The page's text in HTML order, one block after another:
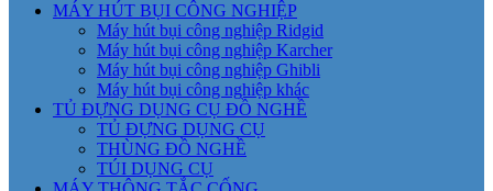
MÁY HÚT BỤI CÔNG NGHIỆP
Máy hút bụi công nghiệp Ridgid
Máy hút bụi công nghiệp Karcher
Máy hút bụi công nghiệp Ghibli
Máy hút bụi công nghiệp khác
TỦ ĐỰNG DỤNG CỤ ĐỒ NGHỀ
TỦ ĐỰNG DỤNG CỤ
THÙNG ĐỒ NGHỀ
TÚI DỤNG CỤ